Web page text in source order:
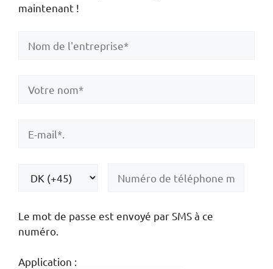
maintenant !
Le mot de passe est envoyé par SMS à ce
numéro.
Application :